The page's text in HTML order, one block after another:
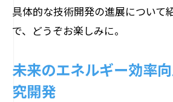
具体的な技術開発の進展について
で、どうぞお楽しみに。
未来のエネルギー効率
究開発